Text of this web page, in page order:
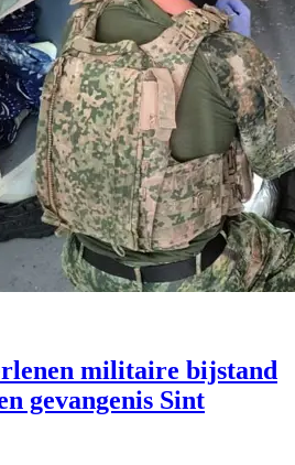
militaire bijstand
gevangenis Sint